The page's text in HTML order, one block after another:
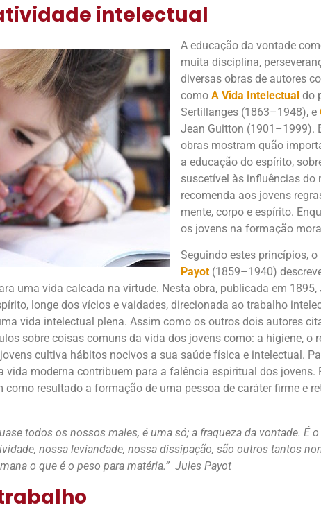
intelectual
A educação da vontade
muita disciplina,
diversas obras de autores
como A Vida Intelectual do
Sertillanges (1863–1948), e
Jean Guitton (1901–1999).
obras mostram quão
a educação do espírito,
suscetível às influências do
recomenda aos jovens
mente, corpo e espírito.
os jovens na formação
Seguindo estes princípios,
Payot (1859–1940)
uma vida calcada na virtude. Nesta obra, publicada em
longe dos vícios e vaidades, direcionada ao trabalho
vida intelectual plena. Assim como os outros dois autores
sobre coisas comuns da vida dos jovens como: a higiene, o
cultiva hábitos nocivos a sua saúde física e intelectual.
moderna contribuem para a falência espiritual dos jovens.
resultado a formação de uma pessoa de caráter firme e
todos os nossos males, é uma só; a fraqueza da vontade. É
nossa leviandade, nossa dissipação, são outros tantos
o que é o peso para matéria.” Jules Payot